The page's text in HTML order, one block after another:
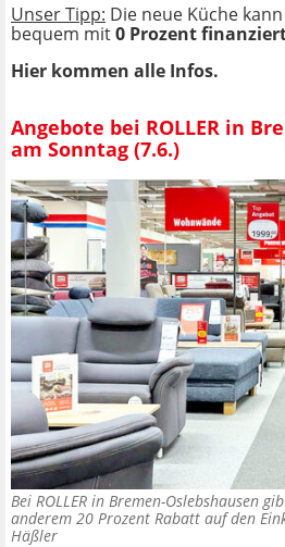
Unser Tipp: Die neue Küche
bequem mit0 Prozent
Hier kommen alle Infos.
Angebote bei ROLLER in
am Sonntag (7.6.)
Bei ROLLER in Bremen-Oslebshausen
anderem 20 Prozent Rabatt auf den
Häßler